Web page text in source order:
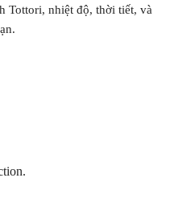
Tottori, nhiệt độ, thời tiết, và